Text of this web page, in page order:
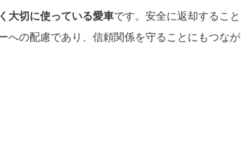
大切に使っている愛車です。安全に返却すること
への配慮であり、信頼関係を守ることにもつなが